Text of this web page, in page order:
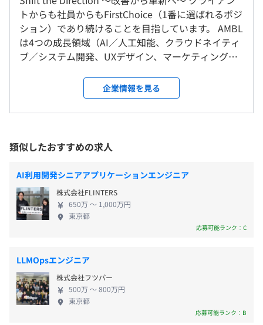
当部では独自に育成部門を設け、エンジニアの成長を促す
取り組みをおこなっています。
・独自にAWS研修やJava研修などを用意しており、キャ
リアチェンジや新しい技術に挑戦したい方は社内研修を活
・月に数回の社外研修も自由に参加OK！グロービスも受
作成する取り組みもあります。
プロジェクトごとに選択
※フルリモートは原則認めておりません
就業場所の変更範囲
＜雇入時＞
セントラルタワー10階（本社）
※フルリモートは原則認めておりません
なし
受動喫煙防止措置に関する事項
屋内禁煙（屋外に喫煙場所あり）
所定労働時間：8時間（うち1時間休憩）／月160時間程度
※例）①9：00〜18：00、②10：00〜19：00
※所定労働時間を超える労働の有無：あり
休憩時間：60分
平均残業時間：平均15〜20時間／月
■有給休暇（入社日付与）◎取得率74.5％！
■記念日休暇（有給に含まれる）
■年末年始休暇
■時間年休制度（1時間単位で有給取得が可能）
■産休・育休 ◎復職率100％／男性の取得実績あり
■慶弔休暇
■交通費支給（実費精算支給／上限月50,000円）
トからも社員からもFirstChoice（1番に選ばれるポジ
ション）であり続けることを目指しています。 AMBL
は4つの成長領域（AI／人工知能、クラウドネイティ
ブ／システム開発、UXデザイン、マーケティング）
単独での支援も、それぞれの領域をかけあわせた支
援の実績もあり、さまざまなニーズにお答えするケ
ーパビリティを持っています。 また、各サービスと
業特有の問題や前例のないDX課題にも柔軟に対応し
ます。 全国で認知されているナショナルクライアン
トのプロジェクトを数多く手がけているため、開発
スキルだけではなく、 多方面の業界知識やビジネス
パーソンとしても成長可能です。 自身の開発の成果
が目に見えるので、得られるやりがいも達成感も大
きく、モチベーション高く働けます！ 【最先端技術
データ ・大手時計メーカーの購買データ ・スポーツ
振興くじの購買データ ・位置情報データ ・電気・ガ
スなどの大規模な顧客データ ・ポイントカードサー
ビスの購買データ ・某テレビ局の視聴データ、動画
アプリの視聴データ ・ECサイト、スマホアプリの行
企業情報を見る
類似したおすすめの求人
AI利用開発シニアアプリケーションエンジニア
株式会社FLINTERS
650万 〜 1,000万円
東京都
応募可能ランク：C
LLMOpsエンジニア
株式会社フツパー
500万 〜 800万円
東京都
応募可能ランク：B